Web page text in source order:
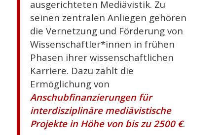
ausgerichteten Mediävistik. Zu
seinen zentralen Anliegen gehören
die Vernetzung und Förderung von
Wissenschaftler*innen in frühen
Phasen ihrer wissenschaftlichen
Karriere. Dazu zählt die
Ermöglichung von
Anschubfinanzierungen für
interdisziplinäre mediävistische
Projekte in Höhe von bis zu 2500 €.